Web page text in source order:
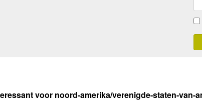
voor noord-amerika/verenigde-staten-van-